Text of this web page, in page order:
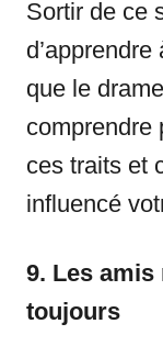
Sortir de ce
que le
comprendre
ces traits et
influencé
9. Les amis
toujours